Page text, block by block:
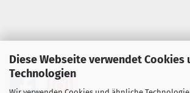
Diese Webseite verwendet Cookies
Technologien
Folgen Sie uns